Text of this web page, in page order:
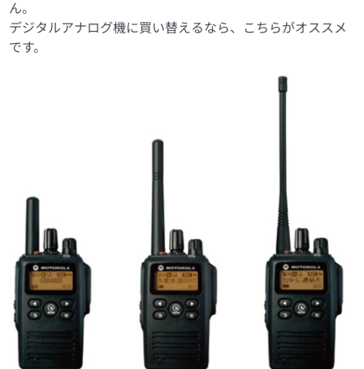
ん。
デジタルアナログ機に買い替えるなら、こちらがオススメ
です。